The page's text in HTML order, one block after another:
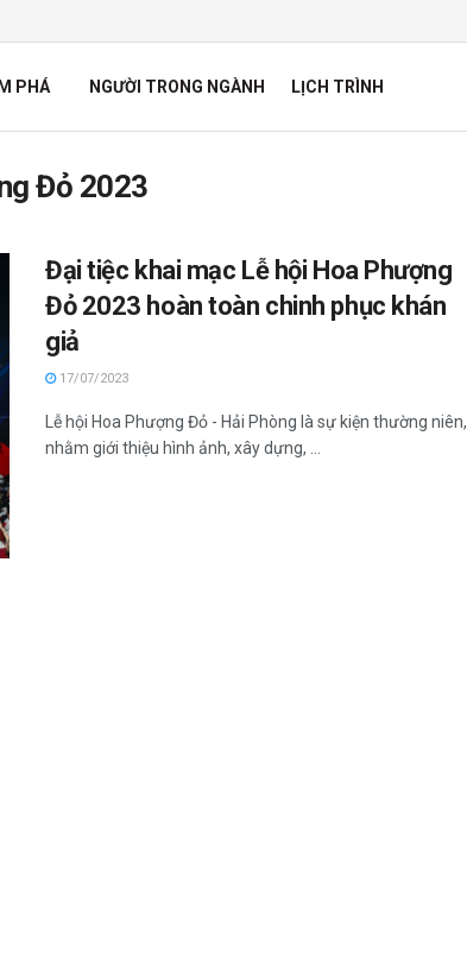
PHÁ NGƯỜI TRONG NGÀNH LỊCH TRÌNH
Đỏ 2023
Đại tiệc khai mạc Lễ hội Hoa Phượng
Đỏ 2023 hoàn toàn chinh phục khán
giả
17/07/2023
Lễ hội Hoa Phượng Đỏ - Hải Phòng là sự kiện thường niên,
nhằm giới thiệu hình ảnh, xây dựng, ...